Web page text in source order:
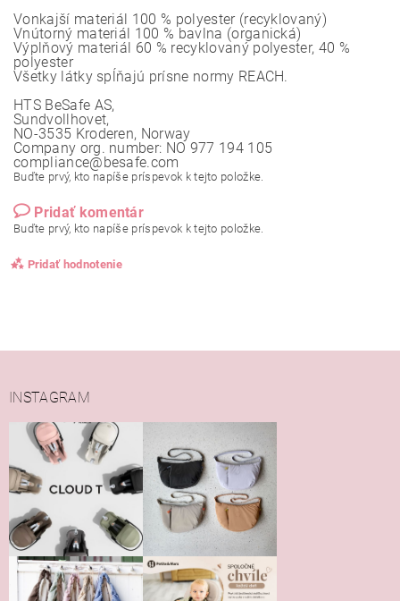
Vonkajší materiál 100 % polyester (recyklovaný)
Vnútorný materiál 100 % bavlna (organická)
Výplňový materiál 60 % recyklovaný polyester, 40 %
polyester
Všetky látky spĺňajú prísne normy REACH.
HTS BeSafe AS,
Sundvollhovet,
NO-3535 Kroderen, Norway
Company org. number: NO 977 194 105
compliance@besafe.com
Buďte prvý, kto napíše príspevok k tejto položke.
Pridať komentár
Buďte prvý, kto napíše príspevok k tejto položke.
Pridať hodnotenie
Vložením hodnotenie súhlasíte s
podmienkami ochrany
osobných údajov
INSTAGRAM